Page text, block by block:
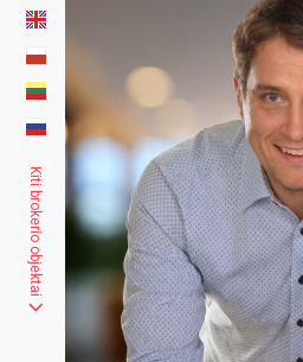
Kiti brokerio objektai